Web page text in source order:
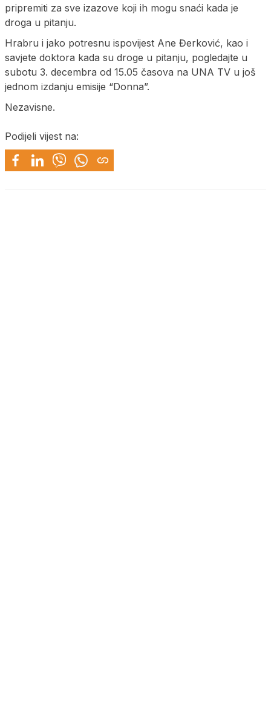
pripremiti za sve izazove koji ih mogu snaći kada je
droga u pitanju.
Hrabru i jako potresnu ispovijest Ane Đerković, kao i
savjete doktora kada su droge u pitanju, pogledajte u
subotu 3. decembra od 15.05 časova na UNA TV u još
jednom izdanju emisije “Donna”.
Nezavisne.
Podijeli vijest na: